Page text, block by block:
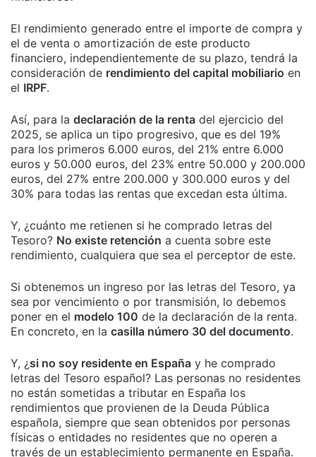
El rendimiento generado entre el importe de compra y
el de venta o amortización de este producto
financiero, independientemente de su plazo, tendrá la
consideración de rendimiento del capital mobiliario en
el IRPF.
Así, para la declaración de la renta del ejercicio del
2025, se aplica un tipo progresivo, que es del 19%
para los primeros 6.000 euros, del 21% entre 6.000
euros y 50.000 euros, del 23% entre 50.000 y 200.000
euros, del 27% entre 200.000 y 300.000 euros y del
30% para todas las rentas que excedan esta última.
Y, ¿cuánto me retienen si he comprado letras del
Tesoro? No existe retención a cuenta sobre este
rendimiento, cualquiera que sea el perceptor de este.
Si obtenemos un ingreso por las letras del Tesoro, ya
sea por vencimiento o por transmisión, lo debemos
poner en el modelo 100 de la declaración de la renta.
En concreto, en la casilla número 30 del documento.
Y, ¿si no soy residente en España y he comprado
letras del Tesoro español? Las personas no residentes
no están sometidas a tributar en España los
rendimientos que provienen de la Deuda Pública
española, siempre que sean obtenidos por personas
físicas o entidades no residentes que no operen a
través de un establecimiento permanente en España.